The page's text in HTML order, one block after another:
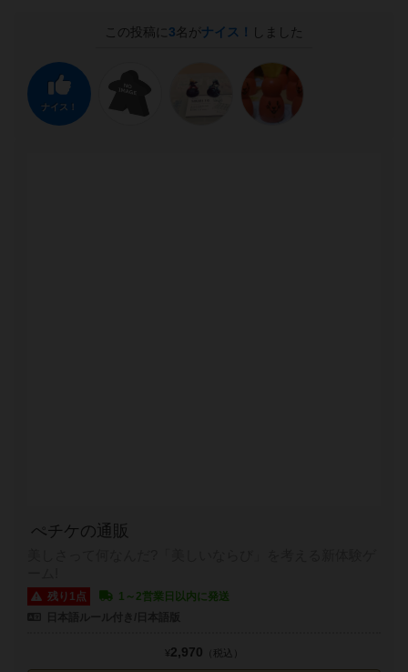
この投稿に 3名がナイス！ しました
ナイス！
ぺチケの通販
残り1点
1～2営業日以内に発送
¥2,970 （税込）